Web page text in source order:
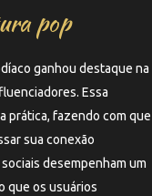
pop
ganhou destaque na
Essa
prática, fazendo com que
sua conexão
desempenham um
que os usuários